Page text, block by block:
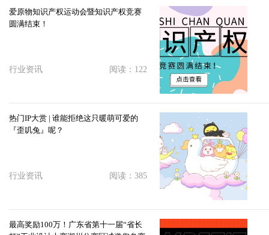
爱原物知识产权运动会暨知识产权竞赛
圆满结束！
行业资讯 阅读：122
热门IP大赏 | 谁能拒绝这只暖萌可爱的
『歪叽兔』呢？
行业资讯 阅读：385
最高奖励100万！广东省第十一届“省长